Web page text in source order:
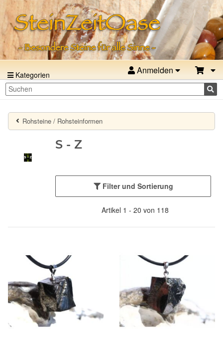
Kategorien Anmelden
Rohsteine / Rohsteinformen
S - Z
Filter und Sortierung
Artikel 1 - 20 von 118